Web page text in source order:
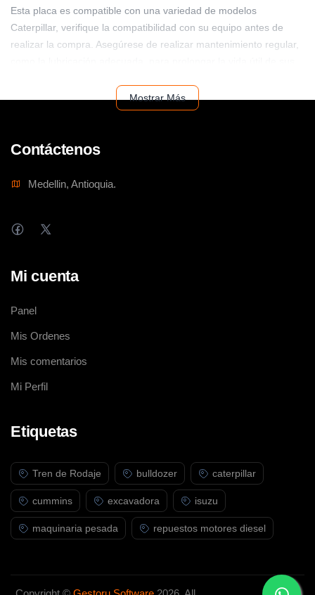
Esta placa es compatible con una variedad de modelos
Caterpillar, verifique la compatibilidad con su equipo antes de
realizar la compra. Asegúrese de realizar mantenimiento regular,
CATERPILLAR BC y maximice la eficiencia de sus equipos.
Mostrar Más
Contáctenos
Medellin, Antioquia.
Mi cuenta
Panel
Mis Ordenes
Mis comentarios
Mi Perfil
Etiquetas
Tren de Rodaje bulldozer caterpillar
cummins excavadora isuzu
maquinaria pesada repuestos motores diesel